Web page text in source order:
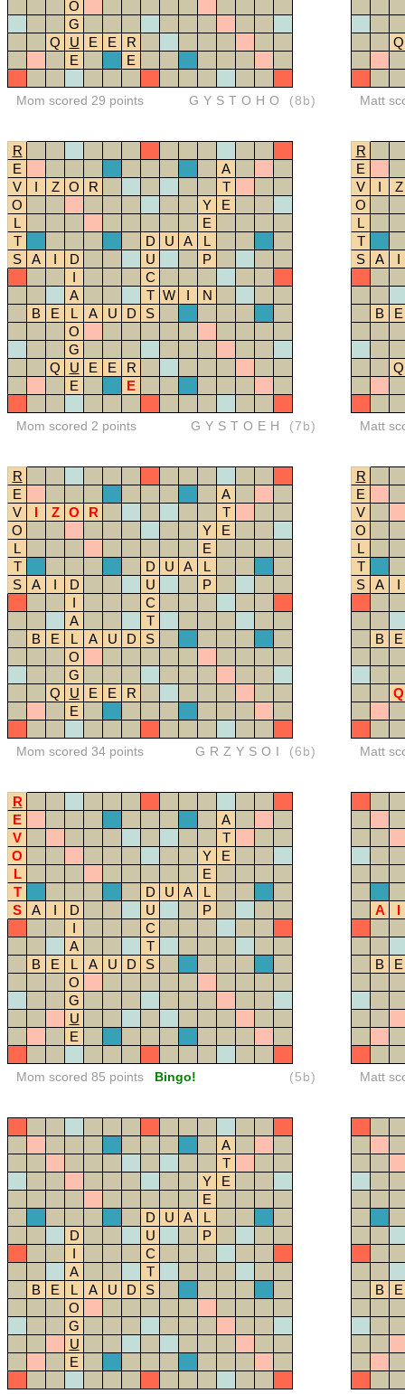
O
G
Q
U E E
R
E
E
Mom scored 29 points GYSTOHO (8b)
Q
Matt
R
E
A
V
I Z O R
T
O
Y
E
L
E
T
D U A
L
S
A I D U
P
I
C
A
T W I
N
B
E L A U D
S
O
G
Q
U E E
R
E
E
Mom scored 2 points GYSTOEH (7b)
R
E
V
I
Z
O
L
T
S
A I
B E
Q
Matt
R
E
A
V
I Z O R
T
O
Y
E
L
E
T
D U A
L
S
A I D U
P
I
C
A
T
B
E L A U D
S
O
G
Q
U E E
R
E
Mom scored 34 points GRZYSOI (6b)
R
E
V
O
L
T
S
A I
B E
Q
Matt
R
E
A
V
T
O
Y
E
L
E
T
D U A
L
S
A I D U
P
I
C
A
T
B
E L A U D
S
O
G
U
E
Mom scored 85 points Bingo! (5b)
A I
B E
Matt
A
T
Y
E
E
D
U A
L
D
U
P
I
C
A
T
B
E L A U D
S
O
G
U
E
B E